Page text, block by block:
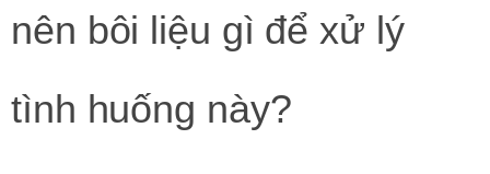
nên bôi liệu gì để xử lý
tình huống này?